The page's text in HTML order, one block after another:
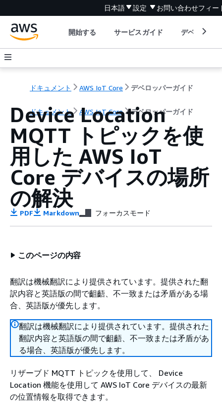
日本語 設定 お問い合わせフィー
開始する サービスガイド デベロッパ
ドキュメント AWS IoT Core デベロッパーガイド
ドキュメント AWS IoT Core デベロッパーガイド
Device Location
MQTT トピックを使
用した AWS IoT
Core デバイスの場所
の解決
PDF Markdown フォーカスモード
このページの内容
翻訳は機械翻訳により提供されています。提供された翻
訳内容と英語版の間で齟齬、不一致または矛盾がある場
合、英語版が優先します。
翻訳は機械翻訳により提供されています。提供された
翻訳内容と英語版の間で齟齬、不一致または矛盾があ
る場合、英語版が優先します。
リザーブド MQTT トピックを使用して、 Device
Location 機能を使用して AWS IoT Core デバイスの最新
の位置情報を取得できます。